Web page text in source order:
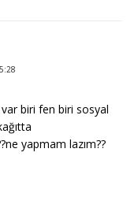
var biri fen biri sosyal
yapmam lazım??